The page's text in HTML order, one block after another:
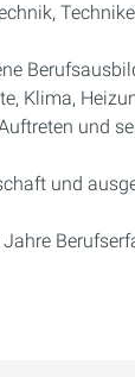
Klima,
und
und